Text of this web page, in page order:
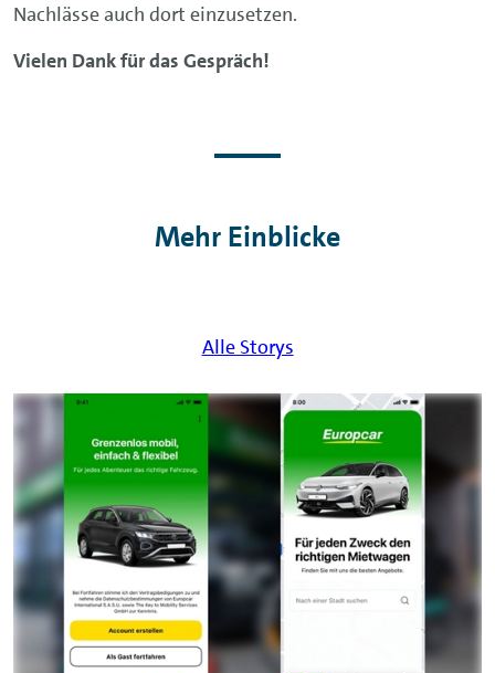
Nachlässe auch dort einzusetzen.
Vielen Dank für das Gespräch!
Mehr Einblicke
Alle Storys